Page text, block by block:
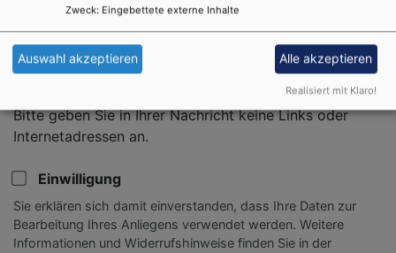
Bitte geben Sie in Ihrer Nachricht keine Links oder
Internetadressen an.
Einwilligung
Sie erklären sich damit einverstanden, dass Ihre Daten zur
Bearbeitung Ihres Anliegens verwendet werden. Weitere
Informationen und Widerrufshinweise finden Sie in der
Zweck: Eingebettete externe Inhalte
Auswahl akzeptieren Alle akzeptieren
Realisiert mit Klaro!